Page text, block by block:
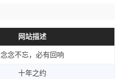
网站描述
念念不忘，必有回响
十年之约